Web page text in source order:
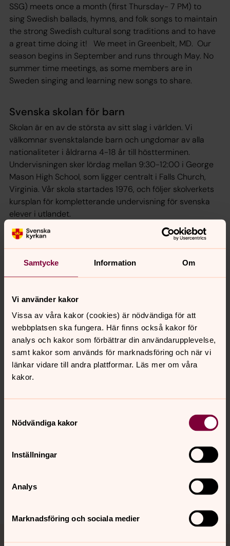
Samtycke Information Om
Vi använder kakor
Vissa av våra kakor (cookies) är nödvändiga för att
webbplatsen ska fungera. Här finns också kakor för
analys och kakor som förbättrar din användarupplevelse,
samt kakor som används för marknadsföring och när vi
länkar vidare till andra plattformar. Läs mer om våra
kakor.
Nödvändiga kakor
Inställningar
Analys
Marknadsföring och sociala medier
SSG) meets once a month (first Thursday- 7 PM) to
sing Swedish ballads, hymns, and folk songs to maintain
the strong Swedish cultural song traditions and to have
a great time doing it! We meet in Greenbelt, MD. Our
season begins in September and runs through May. No
summer time meetings, as some members are in
Sweden singing and learning new songs to share.
Svenska skolan för barn
Skolan är en av de största av sitt slag i världen. Vi
välkomnar svensktalande barn och ungdomar av alla
nationaliteter i åldrarna 4-18 år till höstterminen.
Undervisningen sker lördag mellan 9:30-12:00 i George
Mason High School, som ligger centralt i Falls Church,
Virginia. Vår skola startades 1976, och följer skolverkets
kursplan för kompletterande undervisning för svenska
elever i utlandet.
Svenska skolan för språk och
kultur
som engagerar hela familjen och anpassar
svenskt statsbidrag och följer Skolverkets riktlinjer för
kompletterande svenskundervisning. Intresserade
familjer är välkomna att höra av sig
till:info@swedishlanguageschool.com.
Det finns fem nivåer; från nybörjare till avancerade
9:30-12:00 i Mary Ellen Henderson Middle School, Falls
Senast ändrad 13 september 2020